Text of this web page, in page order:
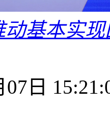
动基本实
07日